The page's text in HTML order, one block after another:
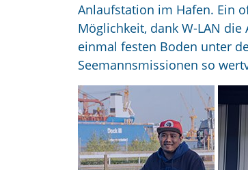
Anlaufstation im Hafen. Ein
Möglichkeit, dank W-LAN
einmal festen Boden unter
Seemannsmissionen so